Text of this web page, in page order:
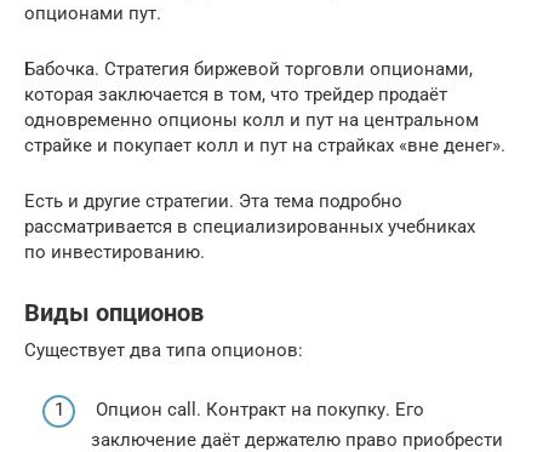
опционами пут.
Бабочка. Стратегия биржевой торговли опционами,
которая заключается в том, что трейдер продаёт
одновременно опционы колл и пут на центральном
страйке и покупает колл и пут на страйках «вне денег».
Есть и другие стратегии. Эта тема подробно
рассматривается в специализированных учебниках
по инвестированию.
Виды опционов
Существует два типа опционов:
Опцион call. Контракт на покупку. Его
заключение даёт держателю право приобрести